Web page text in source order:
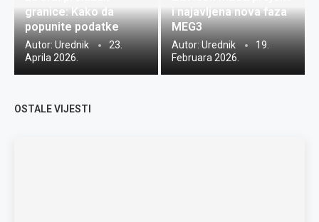
granice: Kako da
popunite podatke
Autor: Urednik
23.
Aprila 2026.
i najavljena nova faza
MEG3
Autor: Urednik
19.
Februara 2026.
OSTALE VIJESTI